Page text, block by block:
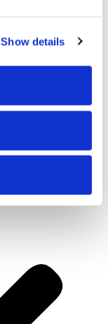
Show details